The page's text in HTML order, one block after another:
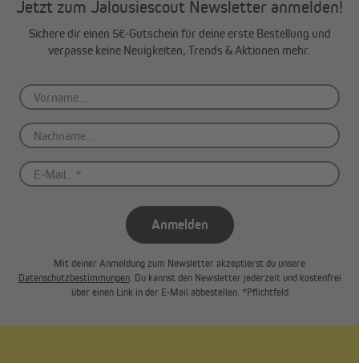
Klemmen oder Kleben
Was unsere Produkte so besonders macht, ist neben ihrer
Jetzt zum Jalousiescout Newsletter anmelden!
Sichere dir einen 5€-Gutschein für deine erste Bestellung und
verpasse keine Neuigkeiten, Trends & Aktionen mehr.
Anmelden
Mit deiner Anmeldung zum Newsletter akzeptierst du unsere
Datenschutzbestimmungen. Du kannst den Newsletter jederzeit und kostenfrei
über einen Link in der E-Mail abbestellen. *Pflichtfeld